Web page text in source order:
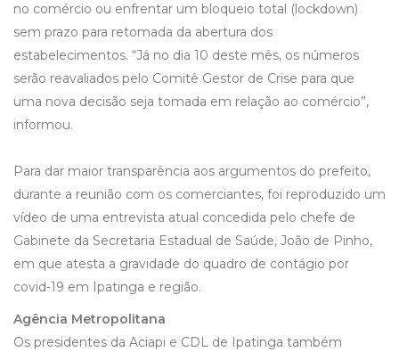
no comércio ou enfrentar um bloqueio total (lockdown)
sem prazo para retomada da abertura dos
estabelecimentos. “Já no dia 10 deste mês, os números
serão reavaliados pelo Comitê Gestor de Crise para que
uma nova decisão seja tomada em relação ao comércio”,
informou.
Para dar maior transparência aos argumentos do prefeito,
durante a reunião com os comerciantes, foi reproduzido um
vídeo de uma entrevista atual concedida pelo chefe de
Gabinete da Secretaria Estadual de Saúde, João de Pinho,
em que atesta a gravidade do quadro de contágio por
covid-19 em Ipatinga e região.
Agência Metropolitana
Os presidentes da Aciapi e CDL de Ipatinga também